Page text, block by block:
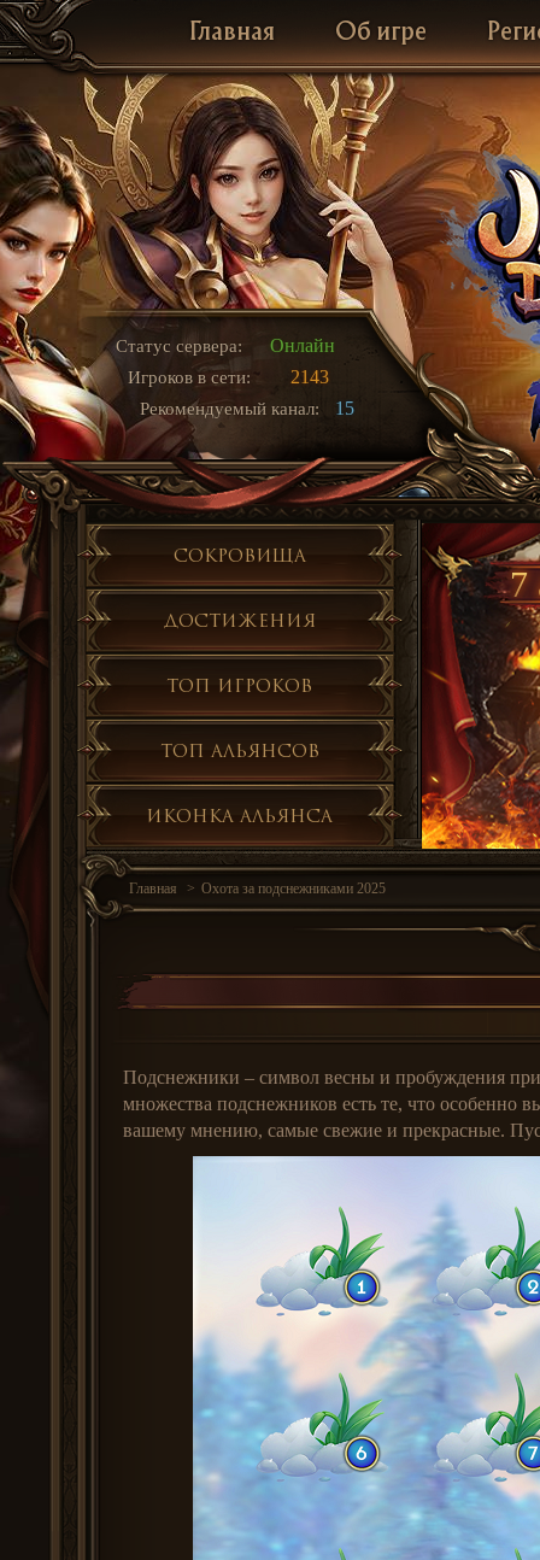
Главная Об игре
Статус сервера: Онлайн
Игроков в сети: 2143
Рекомендуемый канал: 15
Сокровища
Достижения
Топ игроков
Топ альянсов
Иконка альянса
7
Главная Охота за подснежниками 2025
Подснежники – символ весны и пробуждения
множества подснежников есть те, что особенно
вашему мнению, самые свежие и прекрасные.